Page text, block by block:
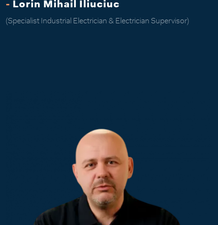
- Lorin Mihail Iliuciuc
(Specialist Industrial Electrician & Electrician Supervisor)